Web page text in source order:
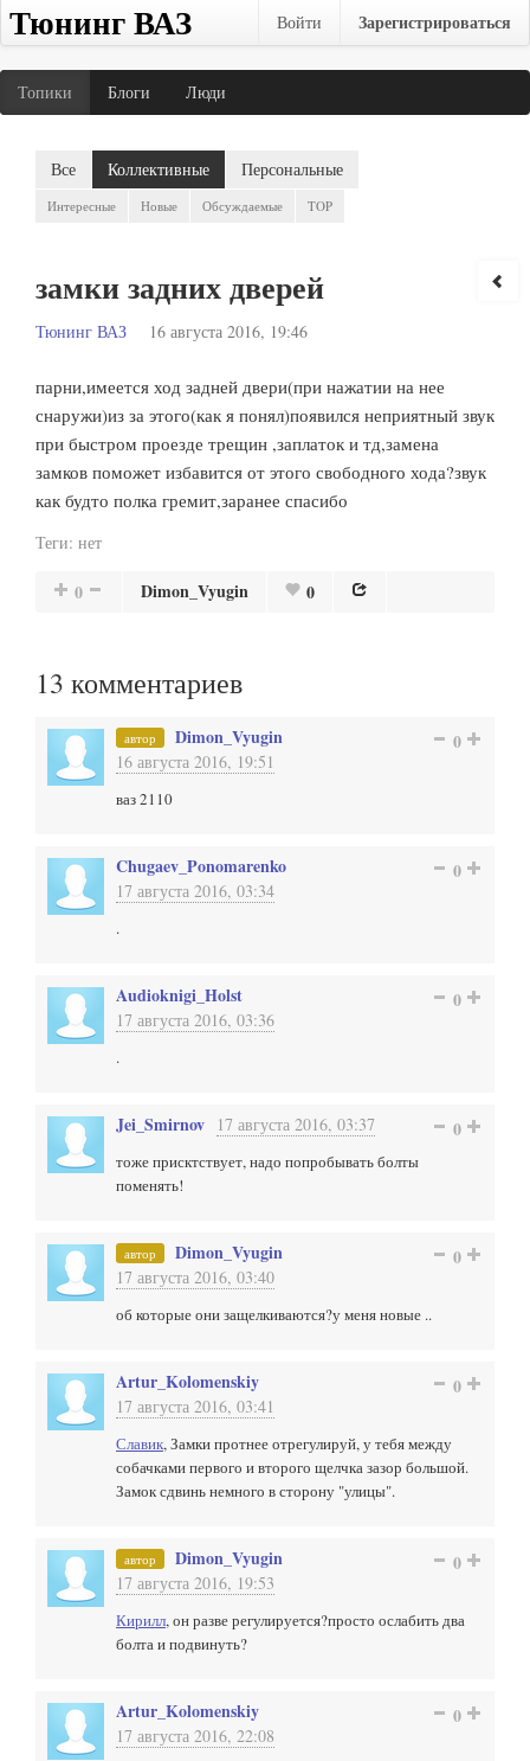
Тюнинг ВАЗ Войти Зарегистрироваться
Топики Блоги Люди
Все Коллективные Персональные
Интересные Новые Обсуждаемые TOP
замки задних дверей
Тюнинг ВАЗ 16 августа 2016, 19:46
парни,имеется ход задней двери(при нажатии на нее
снаружи)из за этого(как я понял)появился неприятный звук
при быстром проезде трещин ,заплаток и тд,замена
замков поможет избавится от этого свободного хода?звук
как будто полка гремит,заранее спасибо
Теги: нет
0 Dimon_Vyugin 0
13 комментариев
автор Dimon_Vyugin
16 августа 2016, 19:51
0
ваз 2110
Chugaev_Ponomarenko
17 августа 2016, 03:34
0
.
Audioknigi_Holst
17 августа 2016, 03:36
0
.
Jei_Smirnov 17 августа 2016, 03:37 0
тоже присктствует, надо попробывать болты
поменять!
автор Dimon_Vyugin
17 августа 2016, 03:40
0
об которые они защелкиваются?у меня новые ..
Artur_Kolomenskiy
17 августа 2016, 03:41
0
Славик, Замки протнее отрегулируй, у тебя между
собачками первого и второго щелчка зазор большой.
Замок сдвинь немного в сторону "улицы".
автор Dimon_Vyugin
17 августа 2016, 19:53
0
Кирилл, он разве регулируется?просто ослабить два
болта и подвинуть?
Artur_Kolomenskiy
17 августа 2016, 22:08
0